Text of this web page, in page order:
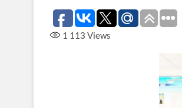
1 113 Views